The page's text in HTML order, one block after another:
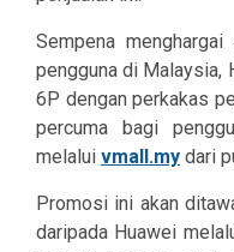
Sempena
pengguna di Malaysia,
6P dengan perkakas
percuma bagi
melalui vmall.my dari
Promosi ini akan
daripada Huawei